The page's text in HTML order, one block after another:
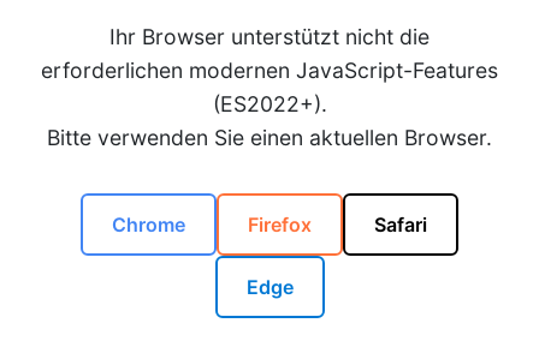
Ihr Browser unterstützt nicht die
erforderlichen modernen JavaScript-Features
(ES2022+).
Bitte verwenden Sie einen aktuellen Browser.
Chrome Firefox Safari
Edge